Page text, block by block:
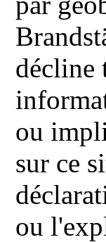
décline
ou
sur ce
ou